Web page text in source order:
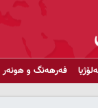
فەرهەنگ و هونەر